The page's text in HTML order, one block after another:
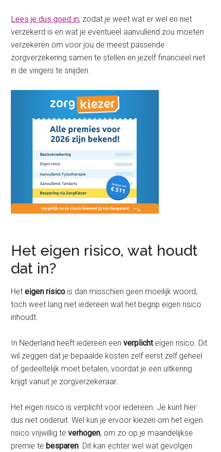
Lees je dus goed in, zodat je weet wat er wel en niet
verzekerd is en wat je eventueel aanvullend zou moeten
verzekeren om voor jou de meest passende
zorgverzekering samen te stellen en jezelf financieel niet
in de vingers te snijden.
Het eigen risico, wat houdt
dat in?
Heteigen risico is dan misschien geen moeilijk woord,
toch weet lang niet iedereen wat het begrip eigen risico
inhoudt.
In Nederland heeft iedereen eenverplicht eigen risico. Dit
wil zeggen dat je bepaalde kosten zelf eerst zelf geheel
of gedeeltelijk moet betalen, voordat je een uitkering
krijgt vanuit je zorgverzekeraar.
Het eigen risico is verplicht voor iedereen. Je kunt hier
dus niet onderuit. Wel kun je ervoor kiezen om het eigen
risico vrijwillig teverhogen, om zo op je maandelijkse
premie te besparen. Dit kan echter wel wat gevolgen